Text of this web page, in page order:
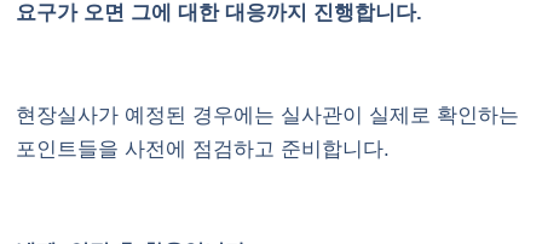
요구가 오면 그에 대한 대응까지 진행합니다.
현장실사가 예정된 경우에는 실사관이 실제로 확인하는
포인트들을 사전에 점검하고 준비합니다.